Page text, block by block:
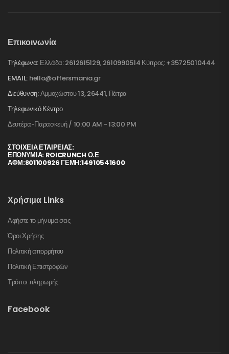
Επικοινωνία
Τηλέφωνα: Ελλάδα: 2612615129, 2610990514 Κύπρος: +35725010444
EMAIL: hello@offersmania.gr
Διεύθυνση:Αμμοχώστου 13, 26441, Πάτρα
Τηλεφωνικό Κέντρο
Δευτέρα-Παρασκευή / 10:00 AM - 13:00 PM
ΣΤΟΙΧΕΊΑ ΕΤΑΙΡΕΊΑΣ:
ΕΠΩΝΥΜΙΑ: ROICRUNCH Ο.Ε
ΑΦΜ:801100926 ΓΕΜΗ:14910541600
Χρήσιμα Links
Αφήστε το μήνυμά σας
Όροι Χρήσης
Πολιτική απορρήτου
Πολιτική Επιστροφών
Τρόποι πληρωμής
Facebook